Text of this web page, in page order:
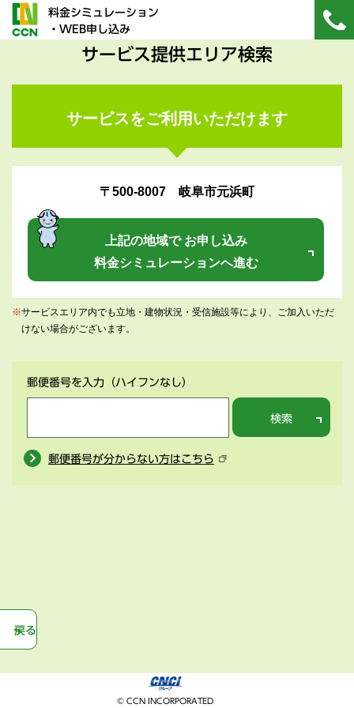
料金シミュレーション
・WEB申し込み
サービス提供エリア検索
サービスをご利用いただけます
〒500-8007 岐阜市元浜町
上記の地域で お申し込み
料金シミュレーションへ進む
※サービスエリア内でも立地・建物状況・受信施設等により、ご加入いただ
けない場合がございます。
郵便番号を入力 （ハイフンなし）
検索
郵便番号が分からない方はこちら
戻る
© CCN INCORPORATED